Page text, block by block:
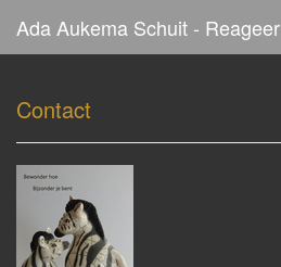
Ada Aukema Schuit - Reageer
Contact